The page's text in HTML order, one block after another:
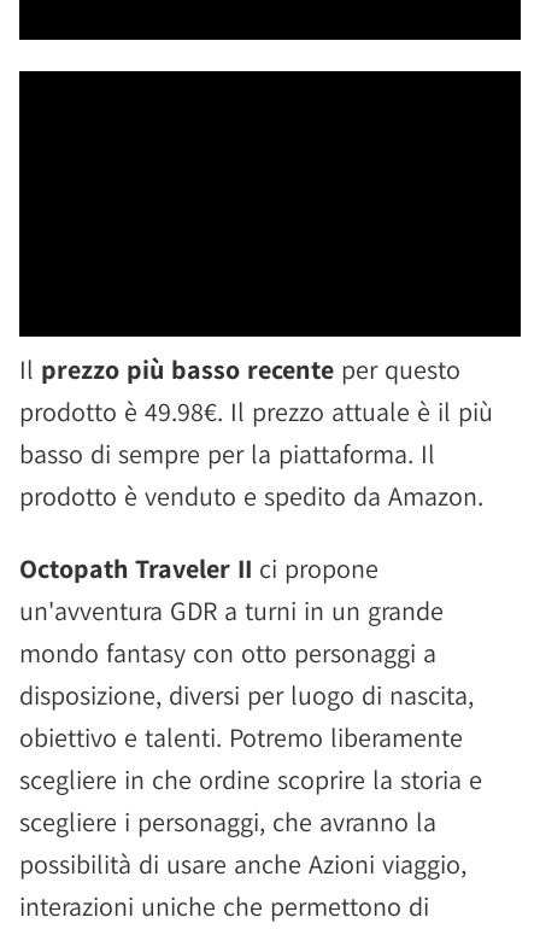
Il prezzo più basso recente per questo
prodotto è 49.98€. Il prezzo attuale è il più
basso di sempre per la piattaforma. Il
prodotto è venduto e spedito da Amazon.
Octopath Traveler II ci propone
un'avventura GDR a turni in un grande
mondo fantasy con otto personaggi a
disposizione, diversi per luogo di nascita,
obiettivo e talenti. Potremo liberamente
scegliere in che ordine scoprire la storia e
scegliere i personaggi, che avranno la
possibilità di usare anche Azioni viaggio,
interazioni uniche che permettono di